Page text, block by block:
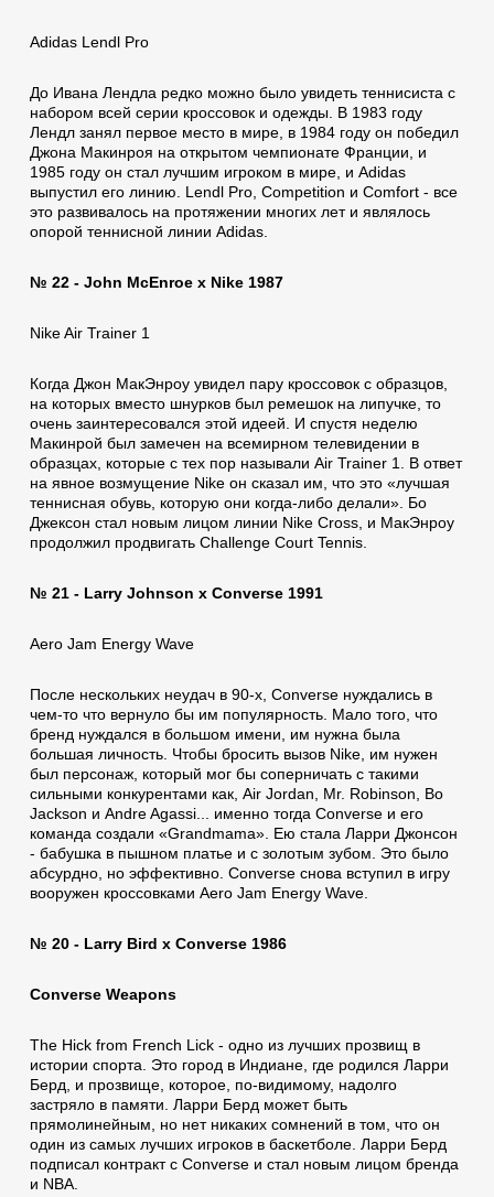
Аdidas Lendl Pro
До Ивана Лендла редко можно было увидеть теннисиста с
набором всей серии кроссовок и одежды. В 1983 году
Лендл занял первое место в мире, в 1984 году он победил
Джона Макинроя на открытом чемпионате Франции, и
1985 году он стал лучшим игроком в мире, и Аdidas
выпустил его линию. Lendl Pro, Competition и Comfort - все
это развивалось на протяжении многих лет и являлось
опорой теннисной линии Аdidas.
№ 22 - John McEnroe x Nike 1987
Nike Air Trainer 1
Когда Джон МакЭнроу увидел пару кроссовок с образцов,
на которых вместо шнурков был ремешок на липучке, то
очень заинтересовался этой идеей. И спустя неделю
Макинрой был замечен на всемирном телевидении в
образцах, которые с тех пор называли Air Trainer 1. В ответ
на явное возмущение Nike он сказал им, что это «лучшая
теннисная обувь, которую они когда-либо делали». Бо
Джексон стал новым лицом линии Nike Cross, и МакЭнроу
продолжил продвигать Challenge Court Tennis.
№ 21 - Larry Johnson x Converse 1991
Aero Jam Energy Wave
После нескольких неудач в 90-х, Converse нуждались в
чем-то что вернуло бы им популярность. Мало того, что
бренд нуждался в большом имени, им нужна была
большая личность. Чтобы бросить вызов Nike, им нужен
был персонаж, который мог бы соперничать с такими
сильными конкурентами как, Air Jordan, Mr. Robinson, Bo
Jackson и Andre Agassi... именно тогда Converse и его
команда создали «Grandmama». Ею стала Ларри Джонсон
- бабушка в пышном платье и с золотым зубом. Это было
абсурдно, но эффективно. Converse снова вступил в игру
вооружен кроссовками Aero Jam Energy Wave.
№ 20 - Larry Bird x Converse 1986
Converse Weapons
The Hick from French Lick - одно из лучших прозвищ в
истории спорта. Это город в Индиане, где родился Ларри
Берд, и прозвище, которое, по-видимому, надолго
застряло в памяти. Ларри Берд может быть
прямолинейным, но нет никаких сомнений в том, что он
один из самых лучших игроков в баскетболе. Ларри Берд
подписал контракт с Converse и стал новым лицом бренда
и NBA.